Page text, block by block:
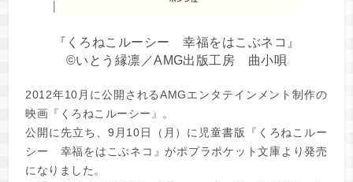
『くろねこルーシー 幸福をはこぶネコ』
©いとう縁凛／AMG出版工房 曲小唄
2012年10月に公開されるAMGエンタテインメント制作の
映画『くろねこルーシー』。
公開に先立ち、9月10日（月）に児童書版『くろねこルー
シー 幸福をはこぶネコ』がポプラポケット文庫より発売
になりました。